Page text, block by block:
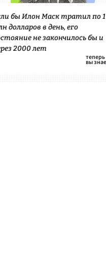
бы Илон Маск тратил по 1
долларов в день, его
не закончилось бы и
2000 лет